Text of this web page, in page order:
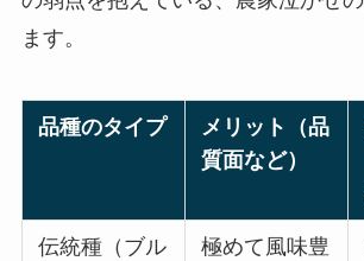
ます。
品種のタイプ
メリット（品
質面など）
伝統種（ブル
極めて風味豊